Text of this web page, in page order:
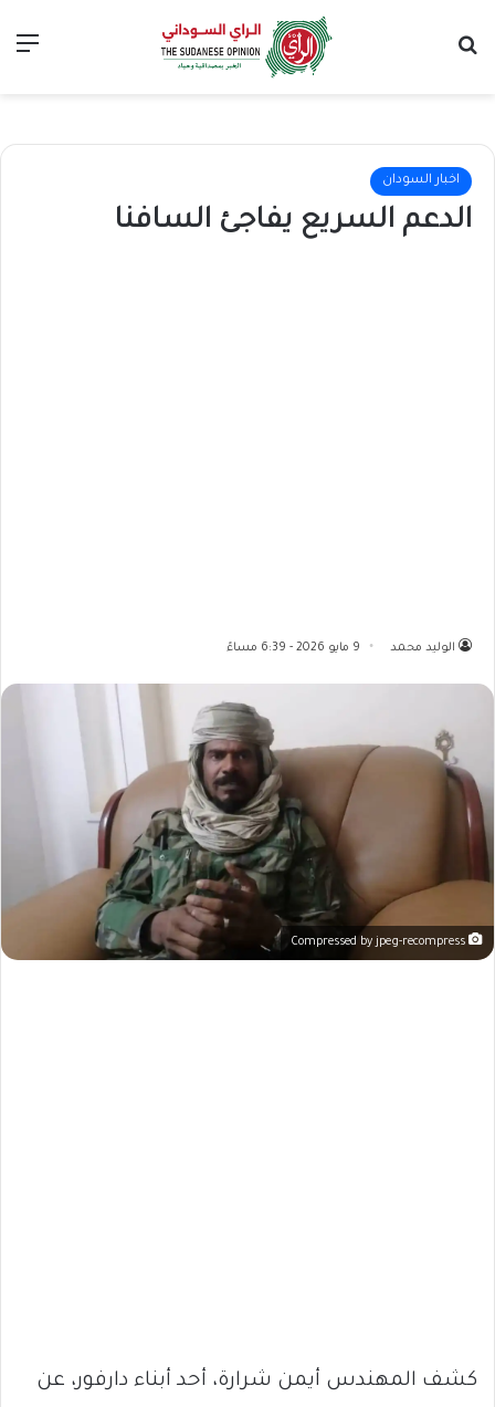
اخبار السودان
الدعم السريع يفاجئ السافنا
الوليد محمد 9 مايو 2026 - 6:39 مساءً
كشف المهندس أيمن شرارة، أحد أبناء دارفور، عن